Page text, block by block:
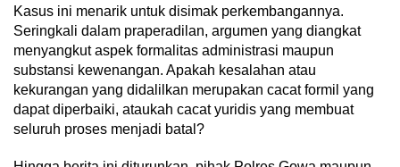
Kasus ini menarik untuk disimak perkembangannya.
Seringkali dalam praperadilan, argumen yang diangkat
menyangkut aspek formalitas administrasi maupun
substansi kewenangan. Apakah kesalahan atau
kekurangan yang didalilkan merupakan cacat formil yang
dapat diperbaiki, ataukah cacat yuridis yang membuat
seluruh proses menjadi batal?